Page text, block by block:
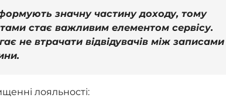
значну частину доходу, тому
стає важливим елементом сервісу.
не втрачати відвідувачів між записами
лояльності: